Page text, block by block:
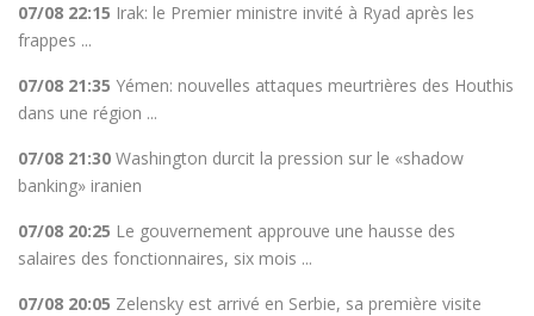
07/08 22:15 Irak: le Premier ministre invité à Ryad après les
frappes ...
07/08 21:35 Yémen: nouvelles attaques meurtrières des Houthis
dans une région ...
07/08 21:30 Washington durcit la pression sur le «shadow
banking» iranien
07/08 20:25 Le gouvernement approuve une hausse des
salaires des fonctionnaires, six mois ...
07/08 20:05 Zelensky est arrivé en Serbie, sa première visite